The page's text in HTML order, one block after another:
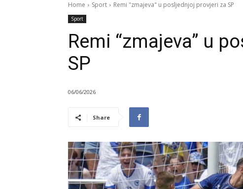
Home Sport Remi "zmajeva" u posljednjoj provjeri za SP
Sport
Remi “zmajeva” u
SP
06/06/2026
Share